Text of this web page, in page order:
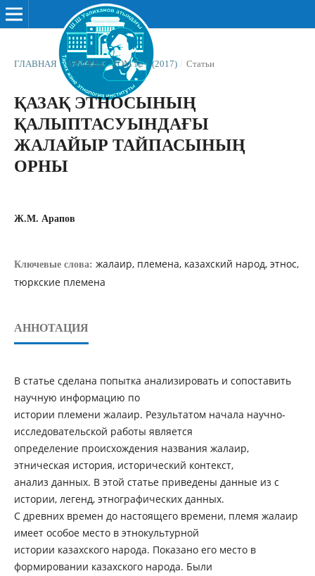
ГЛАВНАЯ / АРХИВЫ / ТОМ № 1 (2017) / Статьи
ҚАЗАҚ ЭТНОСЫНЫҢ
ҚАЛЫПТАСУЫНДАҒЫ
ЖАЛАЙЫР ТАЙПАСЫНЫҢ
ОРНЫ
Ж.М. Арапов
Ключевые слова: жалаир, племена, казахский народ, этнос,
тюркские племена
АННОТАЦИЯ
В статье сделана попытка анализировать и сопоставить
научную информацию по
истории племени жалаир. Результатом начала научно-
исследовательской работы является
определение происхождения названия жалаир,
этническая история, исторический контекст,
анализ данных. В этой статье приведены данные из с
истории, легенд, этнографических данных.
С древних времен до настоящего времени, племя жалаир
имеет особое место в этнокультурной
истории казахского народа. Показано его место в
формировании казахского народа. Были